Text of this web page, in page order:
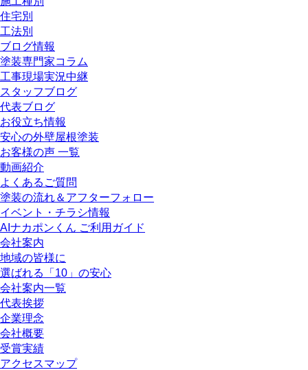
住宅別
工法別
ブログ情報
塗装専門家コラム
工事現場実況中継
スタッフブログ
代表ブログ
お役立ち情報
安心の外壁屋根塗装
お客様の声 一覧
動画紹介
よくあるご質問
塗装の流れ＆アフターフォロー
イベント・チラシ情報
AIナカポンくん ご利用ガイド
会社案内
地域の皆様に
選ばれる「10」の安心
会社案内一覧
代表挨拶
企業理念
会社概要
受賞実績
アクセスマップ